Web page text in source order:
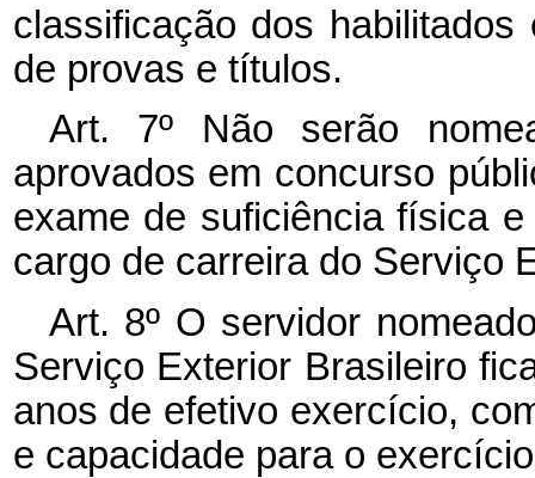
classificação dos
de provas e títulos.
Art. 7º Não serão
aprovados em concurso
exame de suficiência física
cargo de carreira do Serviço
Art. 8º O servidor
Serviço Exterior Brasileiro
anos de efetivo exercício,
e capacidade para o